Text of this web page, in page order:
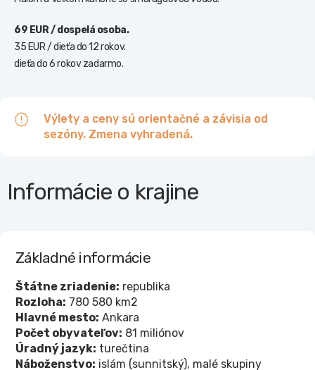
69 EUR / dospelá osoba.
35 EUR / dieťa do 12 rokov.
dieťa do 6 rokov zadarmo.
Výlety a ceny sú orientačné a závisia od
sezóny. Zmena vyhradená.
Informácie o krajine
Základné informácie
Štátne zriadenie: republika
Rozloha: 780 580 km2
Hlavné mesto: Ankara
Počet obyvateľov: 81 miliónov
Úradný jazyk: turečtina
Náboženstvo: islám (sunnitský), malé skupiny